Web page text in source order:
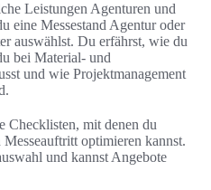
Leistungen Agenturen und
eine Messestand Agentur oder
auswählst. Du erfährst, wie du
bei Material- und
und wie Projektmanagement
Checklisten, mit denen du
optimieren kannst.
und kannst Angebote